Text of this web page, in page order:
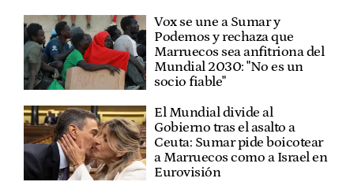
Vox se une a Sumar y
Podemos y rechaza que
Marruecos sea anfitriona del
Mundial 2030: "No es un
socio fiable"
El Mundial divide al
Gobierno tras el asalto a
Ceuta: Sumar pide boicotear
a Marruecos como a Israel en
Eurovisión